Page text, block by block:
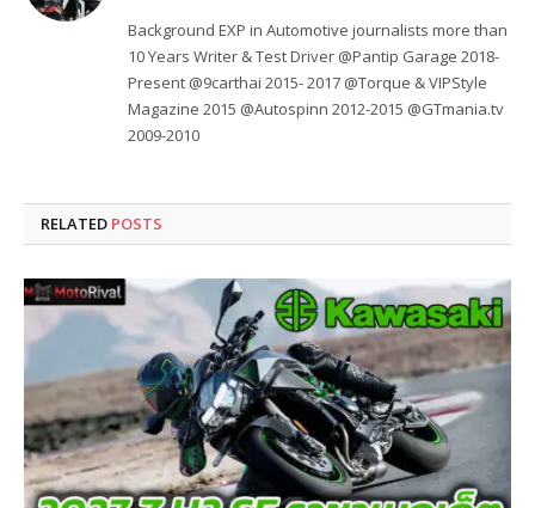
Background EXP in Automotive journalists more than
10 Years Writer & Test Driver @Pantip Garage 2018-
Present @9carthai 2015- 2017 @Torque & VIPStyle
Magazine 2015 @Autospinn 2012-2015 @GTmania.tv
2009-2010
RELATED POSTS